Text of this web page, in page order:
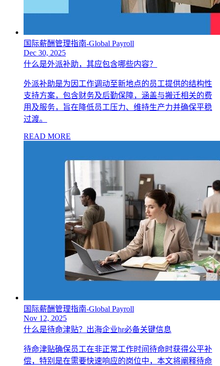
国际薪酬管理指南-Global Payroll
Dec 30, 2025
什么是外派补助，其应包含哪些内容？
外派补助是为因工作调动至新地点的员工提供的结构性
支持方案，包含财务及后勤保障，涵盖与搬迁相关的费
用及服务，旨在降低员工压力、维持生产力并确保平稳
过渡。
READ MORE
国际薪酬管理指南-Global Payroll
Nov 12, 2025
什么是待命津贴？出海企业hr必备关键信息
待命津贴确保员工在非正常工作时间待命时获得公平补
偿，特别是在需要快速响应的岗位中，本文将阐释待命